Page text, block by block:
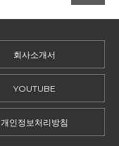
회사소개서
YOUTUBE
개인정보처리방침